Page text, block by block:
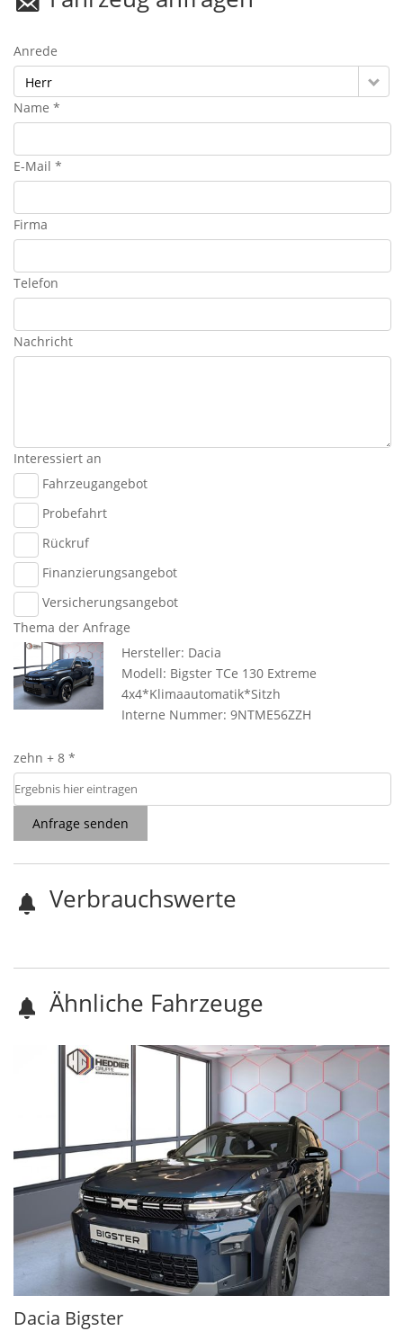
Anrede
Herr
Name *
E-Mail *
Firma
Telefon
Nachricht
Interessiert an
Fahrzeugangebot
Probefahrt
Rückruf
Finanzierungsangebot
Versicherungsangebot
Thema der Anfrage
Hersteller: Dacia
Modell: Bigster TCe 130 Extreme
4x4*Klimaautomatik*Sitzh
Interne Nummer: 9NTME56ZZH
zehn + 8 *
Anfrage senden
Verbrauchswerte
Ähnliche Fahrzeuge
Dacia Bigster